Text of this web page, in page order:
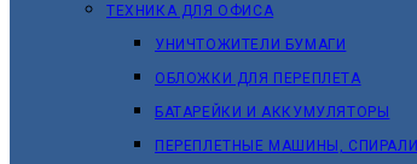
ТЕХНИКА ДЛЯ ОФИСА
УНИЧТОЖИТЕЛИ БУМАГИ
ОБЛОЖКИ ДЛЯ ПЕРЕПЛЕТА
БАТАРЕЙКИ И АККУМУЛЯТОРЫ
ПЕРЕПЛЕТНЫЕ МАШИНЫ, СПИРАЛИ